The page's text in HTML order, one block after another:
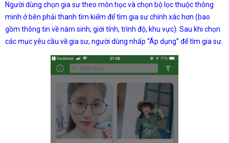
Người dùng chọn gia sư theo môn học và chọn bộ lọc thuộc thông
minh ở bên phải thanh tìm kiếm để tìm gia sư chính xác hơn (bao
gồm thông tin về năm sinh, giới tính, trình độ, khu vực). Sau khi chọn
các mục yêu cầu về gia sư, người dùng nhấp “Áp dụng” để tìm gia sư.